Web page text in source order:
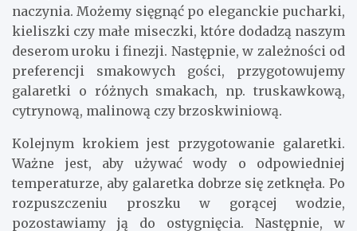
naczynia. Możemy sięgnąć po eleganckie pucharki,
kieliszki czy małe miseczki, które dodadzą naszym
deserom uroku i finezji. Następnie, w zależności od
preferencji smakowych gości, przygotowujemy
galaretki o różnych smakach, np. truskawkową,
cytrynową, malinową czy brzoskwiniową.
Kolejnym krokiem jest przygotowanie galaretki.
Ważne jest, aby używać wody o odpowiedniej
temperaturze, aby galaretka dobrze się zetknęła. Po
rozpuszczeniu proszku w gorącej wodzie,
pozostawiamy ją do ostygnięcia. Następnie, w